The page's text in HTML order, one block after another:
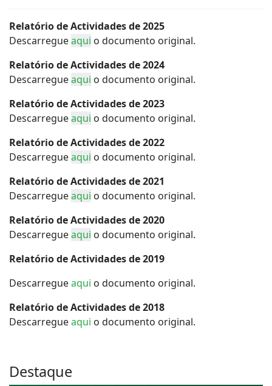
Relatório de Actividades de 2025
Descarregueaqui o documento original.
Relatório de Actividades de 2024
Descarregueaqui o documento original.
Relatório de Actividades de 2023
Descarregueaqui o documento original.
Relatório de Actividades de 2022
Descarregueaqui o documento original.
Relatório de Actividades de 2021
Descarregueaqui o documento original.
Relatório de Actividades de 2020
Descarregueaqui o documento original.
Relatório de Actividades de 2019
Descarregueaqui o documento original.
Relatório de Actividades de 2018
Descarregueaqui o documento original.
Destaque